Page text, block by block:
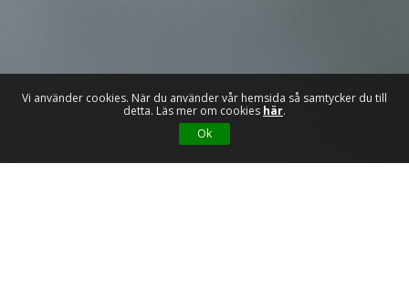
Vi använder cookies. När du använder vår hemsida så samtycker du till
detta. Läs mer om cookies här.
Ok